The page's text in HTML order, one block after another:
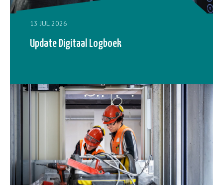
13 JUL 2026
Update Digitaal Logboek